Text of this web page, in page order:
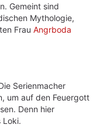
Gemeint sind
Mythologie,
Frau Angrboda
Serienmacher
um auf den Feuergott
Denn hier
Loki.